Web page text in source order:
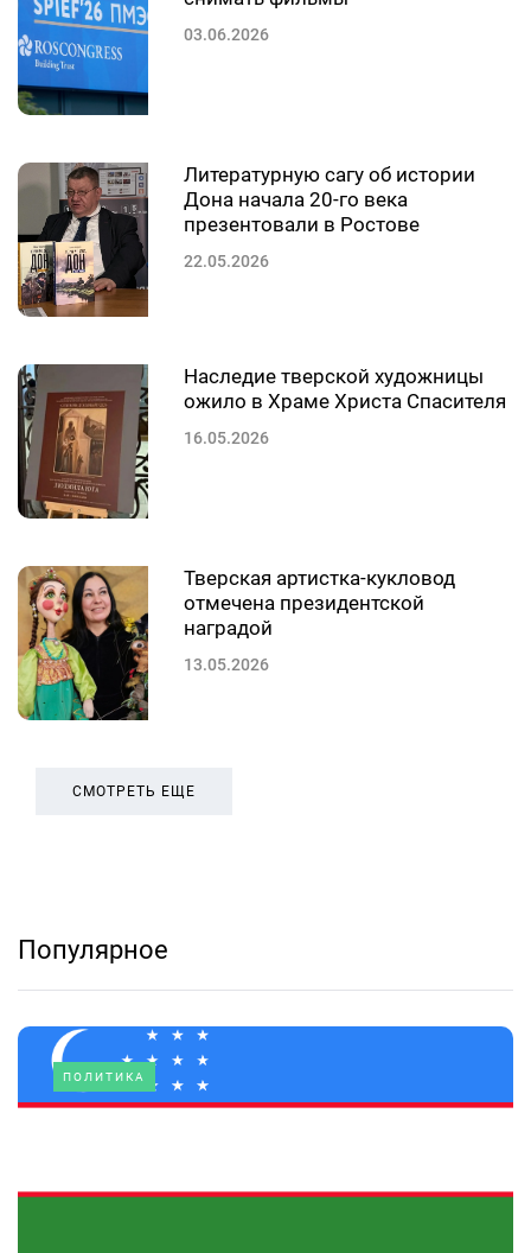
03.06.2026
Литературную сагу об истории
Дона начала 20-го века
презентовали в Ростове
22.05.2026
Наследие тверской художницы
ожило в Храме Христа Спасителя
16.05.2026
Тверская артистка-кукловод
отмечена президентской
наградой
13.05.2026
СМОТРЕТЬ ЕЩЕ
Популярное
ПОЛИТИКА